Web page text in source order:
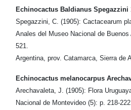
Echinocactus Baldianus Spegazzini
Spegazzini, C. (1905): Cactacearum
Anales del Museo Nacional de
521.
Argentina, prov. Catamarca, Sierra de
Echinocactus melanocarpus
Arechavaleta, J. (1905): Flora
Nacional de Montevideo (5): p. 218-222.